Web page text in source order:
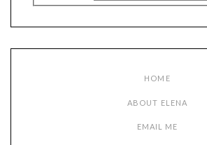
HOME
ABOUT ELENA
EMAIL ME